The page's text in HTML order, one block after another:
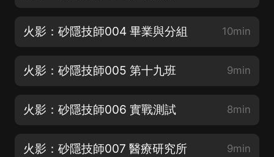
火影：砂隱技師004 畢業與分組 10min
火影：砂隱技師005 第十九班 9min
火影：砂隱技師006 實戰測試 8min
火影：砂隱技師007 醫療研究所 9min